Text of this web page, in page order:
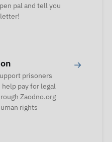
pal and tell you
prisoners
help pay for legal
Zaodno.org
rights
→